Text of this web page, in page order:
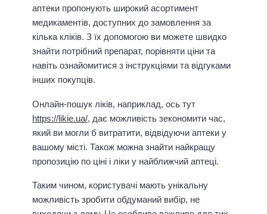
аптеки пропонують широкий асортимент
медикаментів, доступних до замовлення за
кілька кліків. З їх допомогою ви можете швидко
знайти потрібний препарат, порівняти ціни та
навіть ознайомитися з інструкціями та відгуками
інших покупців.
Онлайн-пошук ліків, наприклад, ось тут
https://likie.ua/, дає можливість зекономити час,
який ви могли б витратити, відвідуючи аптеки у
вашому місті. Також можна знайти найкращу
пропозицію по ціні і ліки у найближчий аптеці.
Таким чином, користувачі мають унікальну
можливість зробити обдуманий вибір, не